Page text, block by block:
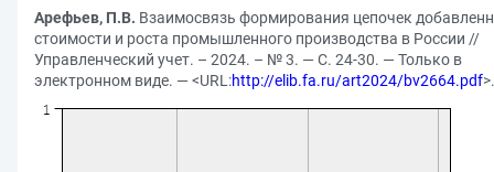
Арефьев, П.В. Взаимосвязь формирования цепочек
стоимости и роста промышленного производства в России //
Управленческий учет. – 2024. – № 3. — С. 24-30. — Только в
электронном виде. — <URL:http://elib.fa.ru/art2024/bv2664.pdf>.